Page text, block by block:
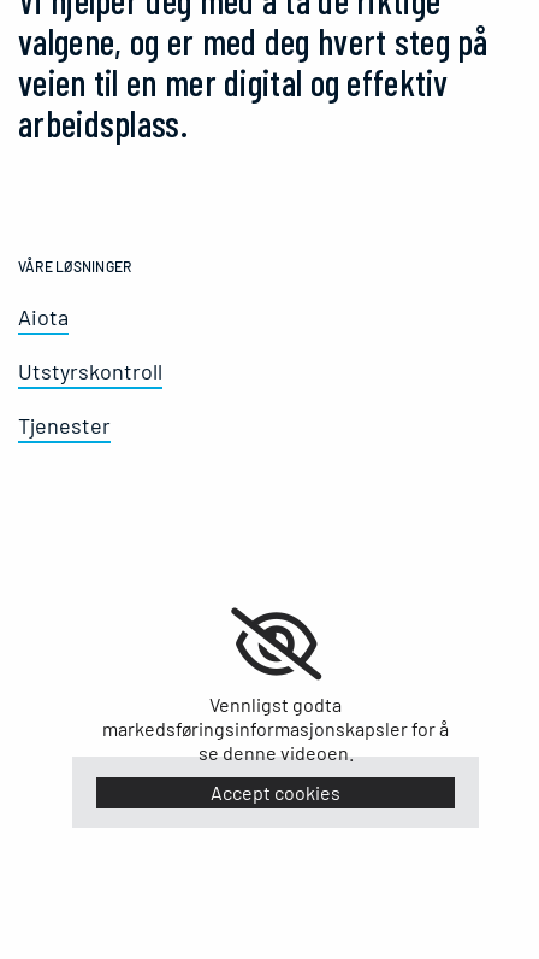
valgene, og er med deg hvert steg på
veien til en mer digital og effektiv
arbeidsplass.
VÅRE LØSNINGER
Aiota
Utstyrskontroll
Tjenester
Vennligst godta
markedsføringsinformasjonskapsler for å
se denne videoen.
Accept cookies